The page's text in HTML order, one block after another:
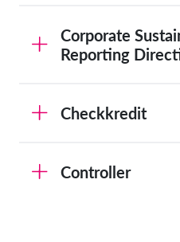
Corporate
Reporting
Checkkredit
Controller